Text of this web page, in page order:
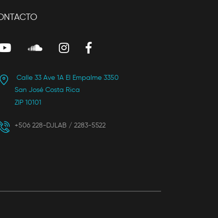
Calle 33 Ave 1A El Empalme 3350
San José Costa Rica
ZIP 10101
+506 228-DJLAB / 2283-5522